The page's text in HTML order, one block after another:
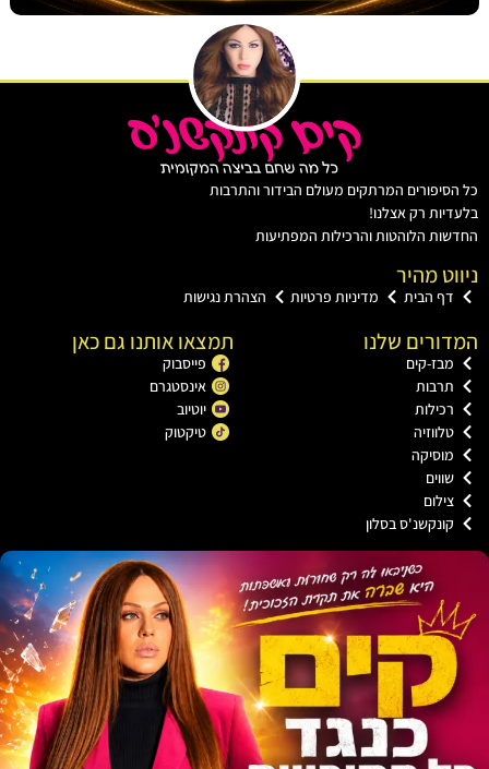
המרתקים מעולם הבידור והתרבות
רק אצלנו!
הלוהטות והרכילות המפתיעות
מהיר
הבית מדיניות פרטיות הצהרת נגישות
שלנו
קים
בסלון
תמצאו אותנו גם כאן
פייסבוק
אינסטגרם
יוטיוב
טיקטוק